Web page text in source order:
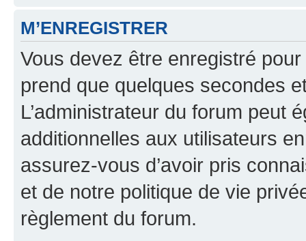
M’ENREGISTRER
Vous devez être enregistré
prend que quelques secondes
L’administrateur du forum peut
additionnelles aux utilisateurs
assurez-vous d’avoir pris
et de notre politique de vie
règlement du forum.